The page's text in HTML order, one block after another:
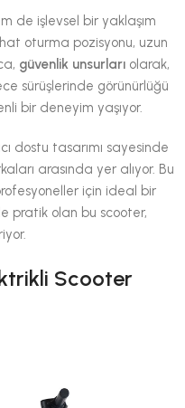
de işlevsel bir yaklaşım
oturma pozisyonu, uzun
güvenlik unsurları olarak,
sürüşlerinde görünürlüğü
bir deneyim yaşıyor.
dostu tasarımı sayesinde
arasında yer alıyor. Bu
için ideal bir
pratik olan bu scooter,
Scooter